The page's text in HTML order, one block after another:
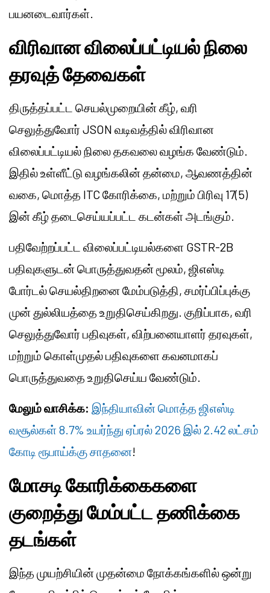
பயனடைவார்கள்.
விரிவான விலைப்பட்டியல் நிலை
தரவுத் தேவைகள்
திருத்தப்பட்ட செயல்முறையின் கீழ், வரி
செலுத்துவோர் JSON வடிவத்தில் விரிவான
விலைப்பட்டியல் நிலை தகவலை வழங்க வேண்டும்.
இதில் உள்ளீட்டு வழங்கலின் தன்மை, ஆவணத்தின்
வகை, மொத்த ITC கோரிக்கை, மற்றும் பிரிவு 17(5)
இன் கீழ் தடைசெய்யப்பட்ட கடன்கள் அடங்கும்.
பதிவேற்றப்பட்ட விலைப்பட்டியல்களை GSTR-2B
பதிவுகளுடன் பொருத்துவதன் மூலம், ஜிஎஸ்டி
போர்டல் செயல்திறனை மேம்படுத்தி, சமர்ப்பிப்புக்கு
முன் துல்லியத்தை உறுதிசெய்கிறது. குறிப்பாக, வரி
செலுத்துவோர் பதிவுகள், விற்பனையாளர் தரவுகள்,
மற்றும் கொள்முதல் பதிவுகளை கவனமாகப்
பொருத்துவதை உறுதிசெய்ய வேண்டும்.
மேலும் வாசிக்க: இந்தியாவின் மொத்த ஜிஎஸ்டி
வசூல்கள் 8.7% உயர்ந்து ஏப்ரல் 2026 இல் 2.42 லட்சம்
கோடி ரூபாய்க்கு சாதனை!
மோசடி கோரிக்கைகளை
குறைத்து மேம்பட்ட தணிக்கை
தடங்கள்
இந்த முயற்சியின் முதன்மை நோக்கங்களில் ஒன்று